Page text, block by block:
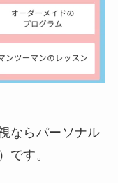
ならパーソナル
です。